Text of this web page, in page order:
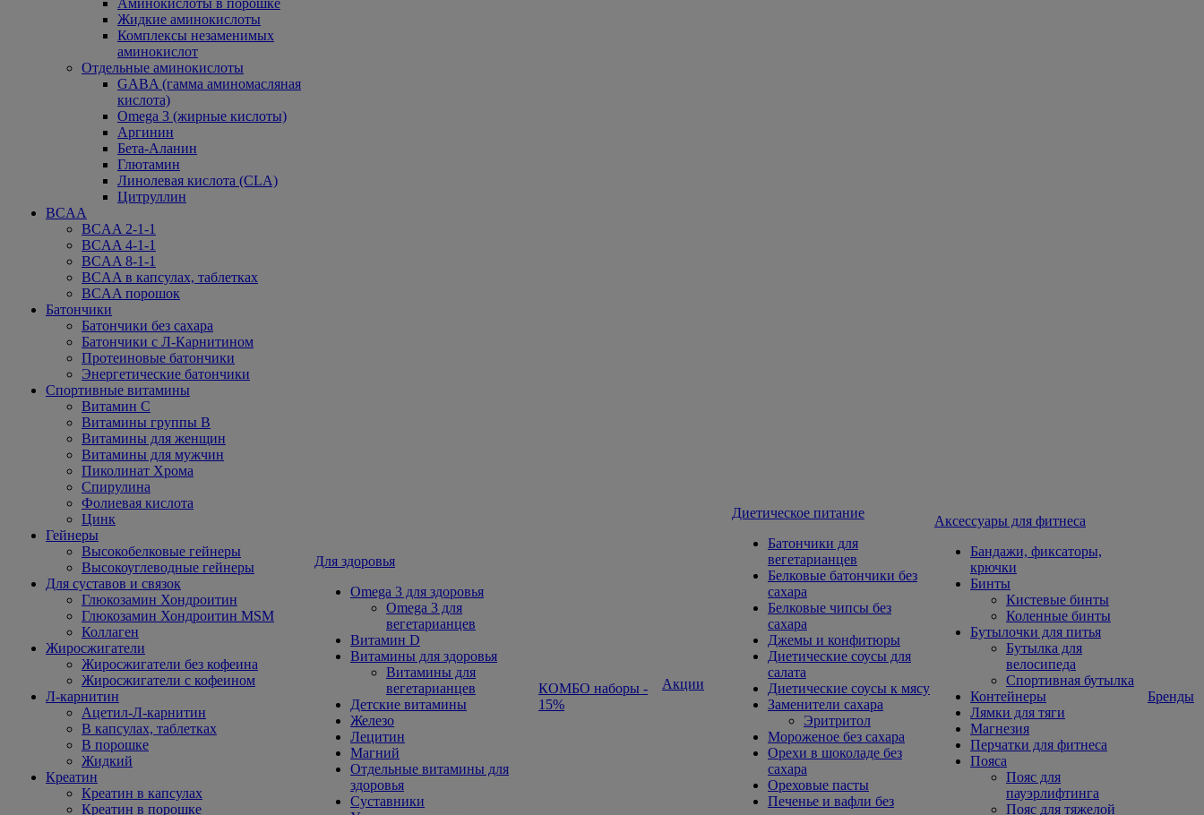
Аминокислоты в порошке
Жидкие аминокислоты
Комплексы незаменимых
аминокислот
Отдельные аминокислоты
GABA (гамма аминомасляная
кислота)
Omega 3 (жирные кислоты)
Аргинин
Бета-Аланин
Глютамин
Линолевая кислота (CLA)
Цитруллин
BCAA
BCAA 2-1-1
BCAA 4-1-1
BCAA 8-1-1
BCAA в капсулах, таблетках
BCAA порошок
Батончики
Батончики без сахара
Батончики с Л-Карнитином
Протеиновые батончики
Энергетические батончики
Спортивные витамины
Витамин С
Витамины группы В
Витамины для женщин
Витамины для мужчин
Пиколинат Хрома
Спирулина
Фолиевая кислота
Цинк
Гейнеры
Высокобелковые гейнеры
Высокоуглеводные гейнеры
Для суставов и связок
Глюкозамин Хондроитин
Глюкозамин Хондроитин MSM
Коллаген
Жиросжигатели
Жиросжигатели без кофеина
Жиросжигатели с кофеином
Л-карнитин
Ацетил-Л-карнитин
В капсулах, таблетках
В порошке
Жидкий
Креатин
Креатин в капсулах
Креатин в порошке
Для здоровья
Omega 3 для здоровья
Omega 3 для
вегетарианцев
Витамин D
Витамины для здоровья
Витамины для
вегетарианцев
Детские витамины
Железо
Лецитин
Магний
Отдельные витамины для
здоровья
Суставники
КОМБО наборы -
15%
Акции
Диетическое питание
Батончики для
вегетарианцев
Белковые батончики без
сахара
Белковые чипсы без
сахара
Джемы и конфитюры
Диетические соусы для
салата
Диетические соусы к мясу
Заменители сахара
Эритритол
Мороженое без сахара
Орехи в шоколаде без
сахара
Ореховые пасты
Печенье и вафли без
Aксессуары для фитнеса
Бандажи, фиксаторы,
крючки
Бинты
Кистевые бинты
Коленные бинты
Бутылочки для питья
Бутылка для
велосипеда
Спортивная бутылка
Контейнеры
Лямки для тяги
Магнезия
Перчатки для фитнеса
Пояса
Пояс для
пауэрлифтинга
Пояс для тяжелой
Бренды